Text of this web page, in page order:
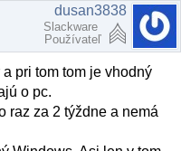
dusan3838
Slackware
Používateľ
pri tom tom je vhodný
o pc.
raz za 2 týždne a nemá